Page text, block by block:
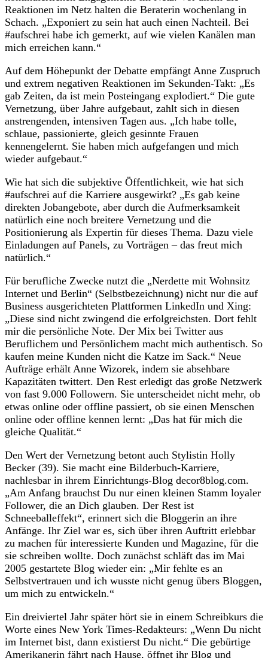
Reaktionen im Netz halten die Beraterin wochenlang in
Schach. „Exponiert zu sein hat auch einen Nachteil. Bei
#aufschrei habe ich gemerkt, auf wie vielen Kanälen man
mich erreichen kann.“
Auf dem Höhepunkt der Debatte empfängt Anne Zuspruch
und extrem negativen Reaktionen im Sekunden-Takt: „Es
gab Zeiten, da ist mein Posteingang explodiert.“ Die gute
Vernetzung, über Jahre aufgebaut, zahlt sich in diesen
anstrengenden, intensiven Tagen aus. „Ich habe tolle,
schlaue, passionierte, gleich gesinnte Frauen
kennengelernt. Sie haben mich aufgefangen und mich
wieder aufgebaut.“
Wie hat sich die subjektive Öffentlichkeit, wie hat sich
#aufschrei auf die Karriere ausgewirkt? „Es gab keine
direkten Jobangebote, aber durch die Aufmerksamkeit
natürlich eine noch breitere Vernetzung und die
Positionierung als Expertin für dieses Thema. Dazu viele
Einladungen auf Panels, zu Vorträgen – das freut mich
natürlich.“
Für berufliche Zwecke nutzt die „Nerdette mit Wohnsitz
Internet und Berlin“ (Selbstbezeichnung) nicht nur die auf
Business ausgerichteten Plattformen LinkedIn und Xing:
„Diese sind nicht zwingend die erfolgreichsten. Dort fehlt
mir die persönliche Note. Der Mix bei Twitter aus
Beruflichem und Persönlichem macht mich authentisch. So
kaufen meine Kunden nicht die Katze im Sack.“ Neue
Aufträge erhält Anne Wizorek, indem sie absehbare
Kapazitäten twittert. Den Rest erledigt das große Netzwerk
von fast 9.000 Followern. Sie unterscheidet nicht mehr, ob
etwas online oder offline passiert, ob sie einen Menschen
online oder offline kennen lernt: „Das hat für mich die
gleiche Qualität.“
Den Wert der Vernetzung betont auch Stylistin Holly
Becker (39). Sie macht eine Bilderbuch-Karriere,
nachlesbar in ihrem Einrichtungs-Blog decor8blog.com.
„Am Anfang brauchst Du nur einen kleinen Stamm loyaler
Follower, die an Dich glauben. Der Rest ist
Schneeballeffekt“, erinnert sich die Bloggerin an ihre
Anfänge. Ihr Ziel war es, sich über ihren Auftritt erlebbar
zu machen für interessierte Kunden und Magazine, für die
sie schreiben wollte. Doch zunächst schläft das im Mai
2005 gestartete Blog wieder ein: „Mir fehlte es an
Selbstvertrauen und ich wusste nicht genug übers Bloggen,
um mich zu entwickeln.“
Ein dreiviertel Jahr später hört sie in einem Schreibkurs die
Worte eines New York Times-Redakteurs: „Wenn Du nicht
im Internet bist, dann existierst Du nicht.“ Die gebürtige
Amerikanerin fährt nach Hause, öffnet ihr Blog und